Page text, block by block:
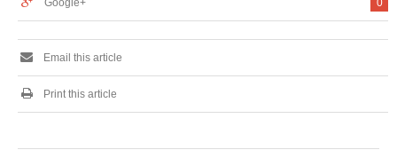
0
Google+
Email this article
Print this article